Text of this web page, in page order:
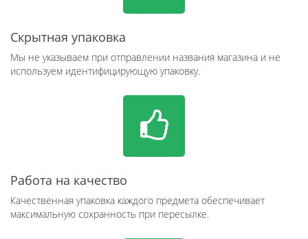
Скрытная упаковка
Мы не указываем при отправлении названия магазина и не
используем идентифицирующую упаковку.
Работа на качество
Качественная упаковка каждого предмета обеспечивает
максимальную сохранность при пересылке.